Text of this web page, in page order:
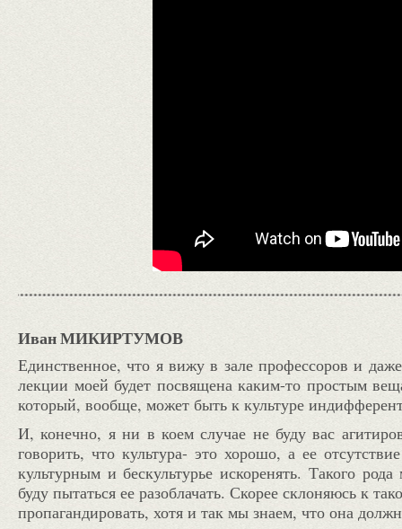
Иван МИКИРТУМОВ
Единственное, что я вижу в зале профессоров и
лекции моей будет посвящена каким-то простым
который, вообще, может быть к культуре
И, конечно, я ни в коем случае не буду вас
говорить, что культура- это хорошо, а ее
культурным и бескультурье искоренять. Такого
буду пытаться ее разоблачать. Скорее склоняюсь к
пропагандировать, хотя и так мы знаем, что она